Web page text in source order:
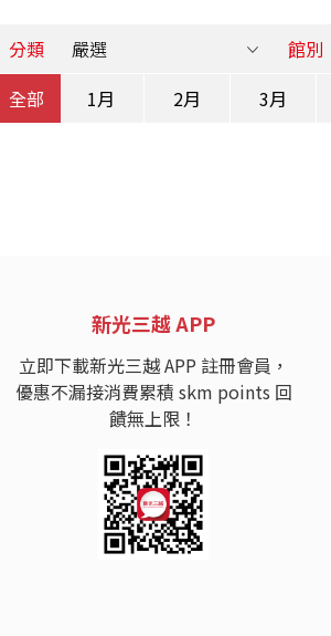
分類
館別
全部
1月 2月 3月
新光三越 APP
立即下載新光三越 APP 註冊會員，
優惠不漏接消費累積 skm points 回
饋無上限！